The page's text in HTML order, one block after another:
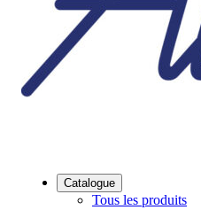
Catalogue
Tous les produits